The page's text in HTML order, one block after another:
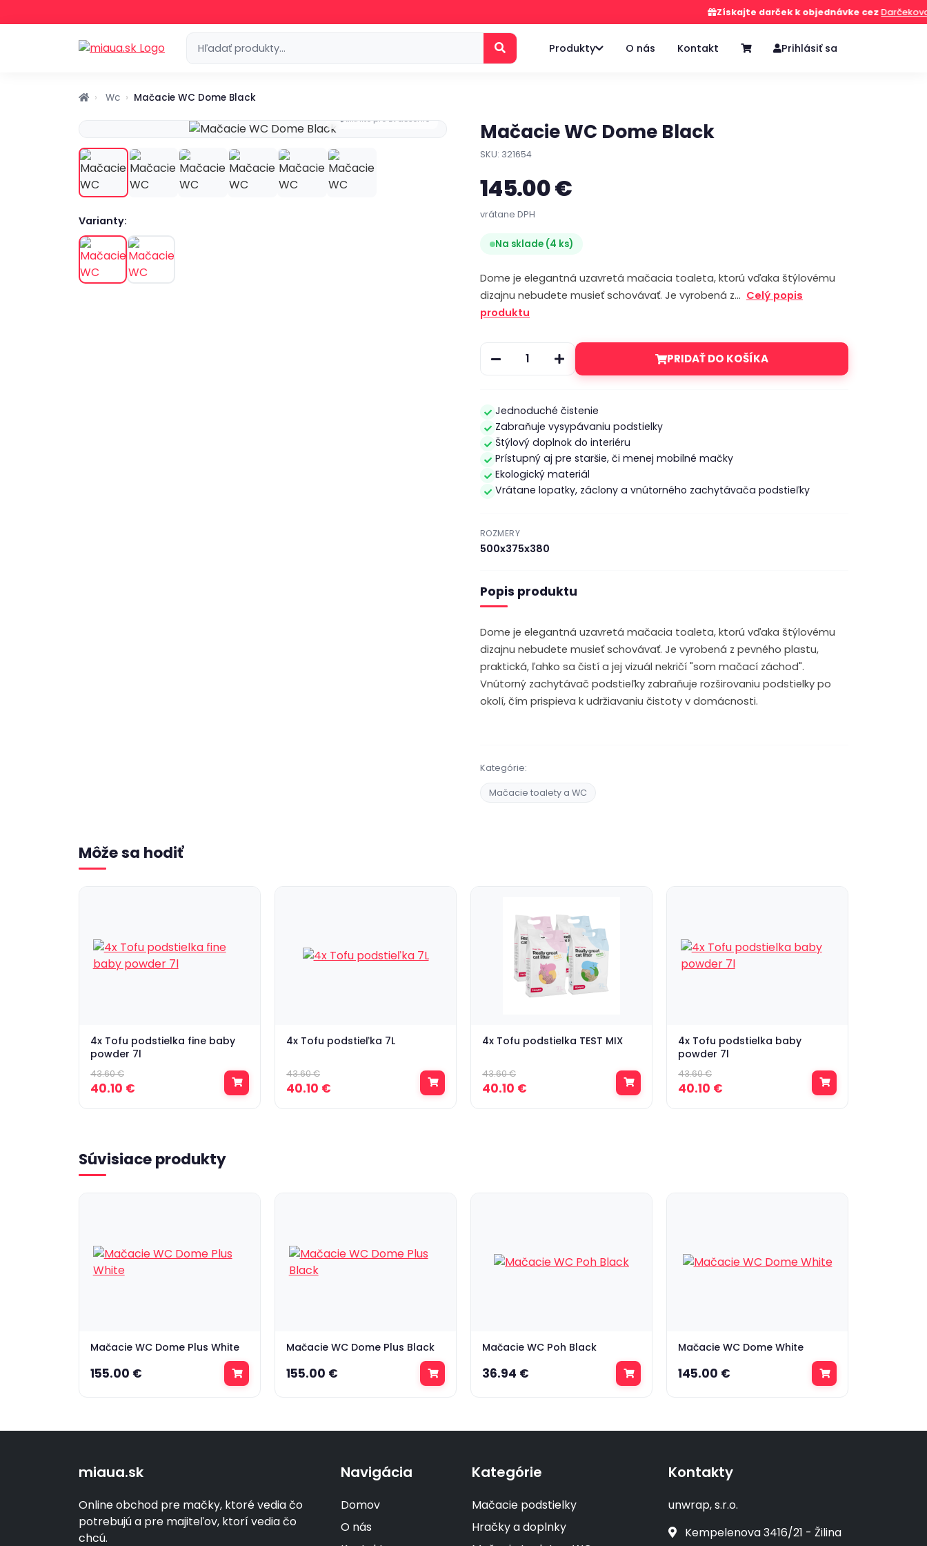
Získajte darček k objednávke cezDarčekovač
Produkty O nás Kontakt Prihlásiť sa
Wc Mačacie WC Dome Black
Kliknite pre zväčšenie
Varianty:
Mačacie WC Dome Black
SKU: 321654
145.00 €
vrátane DPH
Na sklade (4 ks)
Dome je elegantná uzavretá mačacia toaleta, ktorú vďaka štýlovému
dizajnu nebudete musieť schovávať. Je vyrobená z… Celý popis
produktu
PRIDAŤ DO KOŠÍKA
Jednoduché čistenie
Zabraňuje vysypávaniu podstielky
Štýlový doplnok do interiéru
Prístupný aj pre staršie, či menej mobilné mačky
Ekologický materiál
Vrátane lopatky, záclony a vnútorného zachytávača podstieľky
ROZMERY
500x375x380
Popis produktu
Dome je elegantná uzavretá mačacia toaleta, ktorú vďaka štýlovému
dizajnu nebudete musieť schovávať. Je vyrobená z pevného plastu,
praktická, ľahko sa čistí a jej vizuál nekričí "som mačací záchod".
Vnútorný zachytávač podstieľky zabraňuje rozširovaniu podstielky po
okolí, čím prispieva k udržiavaniu čistoty v domácnosti.
Kategórie:
Mačacie toalety a WC
Môže sa hodiť
4x Tofu podstielka fine baby
powder 7l
43.60 €
40.10 €
4x Tofu podstieľka 7L
43.60 €
40.10 €
4x Tofu podstielka TEST MIX
43.60 €
40.10 €
4x Tofu podstielka baby
powder 7l
43.60 €
40.10 €
Súvisiace produkty
Mačacie WC Dome Plus White
155.00 €
Mačacie WC Dome Plus Black
155.00 €
Mačacie WC Poh Black
36.94 €
Mačacie WC Dome White
145.00 €
miaua.sk
Online obchod pre mačky, ktoré vedia čo
potrebujú a pre majiteľov, ktorí vedia čo
chcú.
Navigácia
Domov
O nás
Kategórie
Mačacie podstielky
Hračky a doplnky
Kontakty
unwrap, s.r.o.
Kempelenova 3416/21 - Žilina